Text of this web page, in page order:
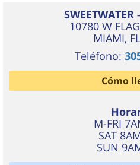
SWEETWATER
10780 W
MIAMI, FL
Teléfono:
Cómo
M-FRI
SAT
SUN